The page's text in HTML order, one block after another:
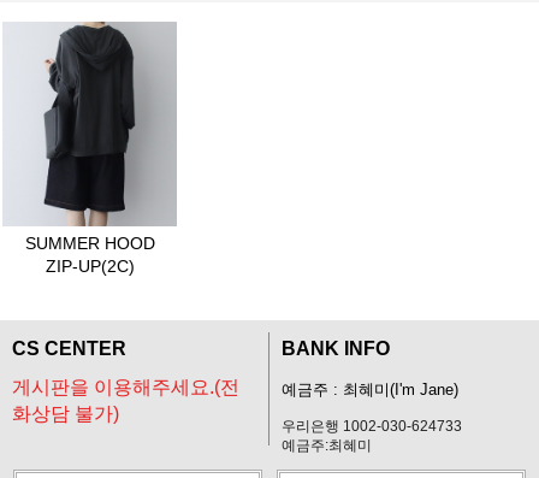
SUMMER HOOD
ZIP-UP(2C)
CS CENTER
게시판을 이용해주세요.(전
화상담 불가)
BANK INFO
예금주 : 최혜미(I'm Jane)
우리은행 1002-030-624733
예금주:최혜미